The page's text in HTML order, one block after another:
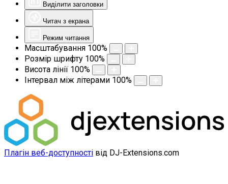
Виділити заголовки
Читач з екрана
Режим читання
Масштабування 100%
Розмір шрифту 100%
Висота лінії 100%
Інтервал між літерами 100%
Плагін веб-доступності від DJ-Extensions.com